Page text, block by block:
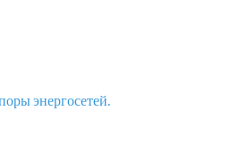
энергосетей.